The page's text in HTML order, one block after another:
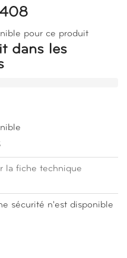
pour ce produit
dans les
la fiche technique
sécurité n'est disponible